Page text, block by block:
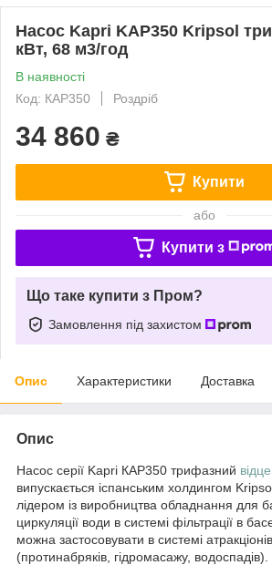
Насос Kapri KAP350 Kripsol
кВт, 68 м3/год
В наявності
Код: КАР350
Роздріб
34 860 ₴
Купити
або
Купити з
Що таке купити з Пром?
Замовлення під захистом
Опис Характеристики Доставка
Опис
Насос серії Kapri КАР350 трифазний
випускається іспанським холдингом
лідером із виробництва обладнання для
циркуляції води в системі фільтрації в
можна застосовувати в системі
(протинабряків, гідромасажу,